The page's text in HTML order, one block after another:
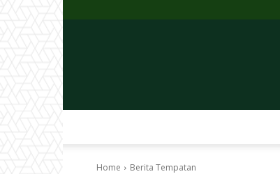
Home Berita Tempatan